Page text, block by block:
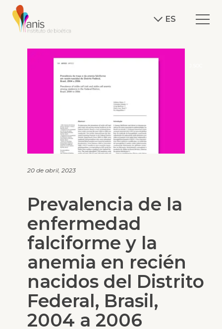
ES
20 de abril, 2023
Prevalencia de la
enfermedad
falciforme y la
anemia en recién
nacidos del Distrito
Federal, Brasil,
2004 a 2006